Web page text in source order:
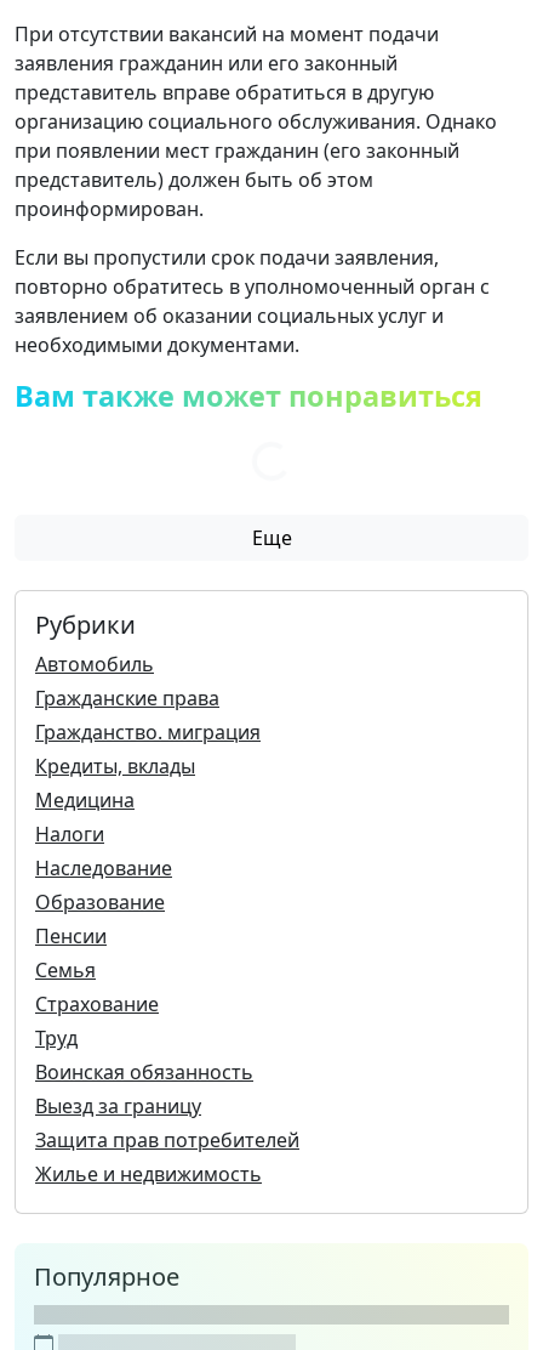
При отсутствии вакансий на момент подачи
заявления гражданин или его законный
представитель вправе обратиться в другую
организацию социального обслуживания. Однако
при появлении мест гражданин (его законный
представитель) должен быть об этом
проинформирован.
Если вы пропустили срок подачи заявления,
повторно обратитесь в уполномоченный орган с
заявлением об оказании социальных услуг и
необходимыми документами.
Вам также может понравиться
Еще
Рубрики
Автомобиль
Гражданские права
Гражданство. миграция
Кредиты, вклады
Медицина
Налоги
Наследование
Образование
Пенсии
Семья
Страхование
Труд
Воинская обязанность
Выезд за границу
Защита прав потребителей
Жилье и недвижимость
Популярное